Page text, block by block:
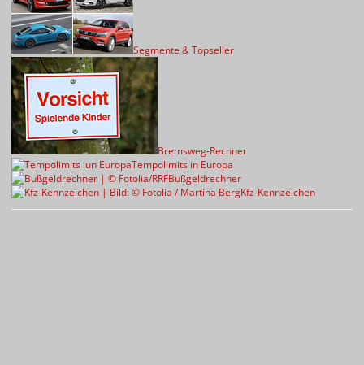
Segmente & Topseller
Bremsweg-Rechner
Tempolimits in Europa
Bußgeldrechner
Kfz-Kennzeichen